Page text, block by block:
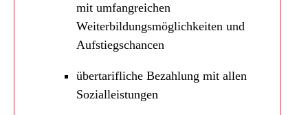
mit umfangreichen
Weiterbildungsmöglichkeiten und
Aufstiegschancen
übertarifliche Bezahlung mit allen
Sozialleistungen